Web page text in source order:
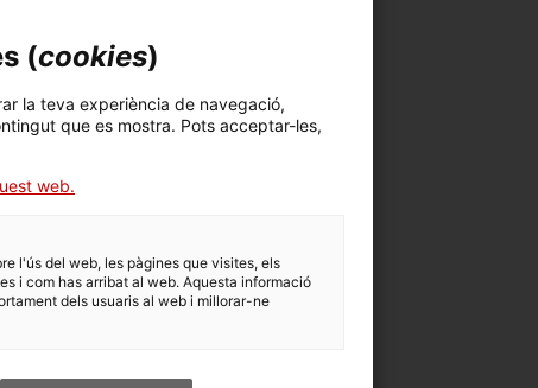
(cookies)
la teva experiència de navegació,
que es mostra. Pots acceptar-les,
web.
l'ús del web, les pàgines que visites, els
i com has arribat al web. Aquesta informació
dels usuaris al web i millorar-ne